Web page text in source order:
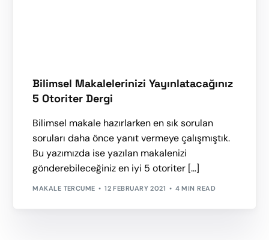
Bilimsel Makalelerinizi Yayınlatacağınız
5 Otoriter Dergi
Bilimsel makale hazırlarken en sık sorulan
soruları daha önce yanıt vermeye çalışmıştık.
Bu yazımızda ise yazılan makalenizi
gönderebileceğiniz en iyi 5 otoriter […]
MAKALE TERCUME 12 FEBRUARY 2021 4 MIN READ